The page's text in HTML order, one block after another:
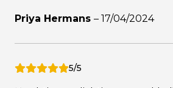
Priya Hermans – 17/04/2024
5/5